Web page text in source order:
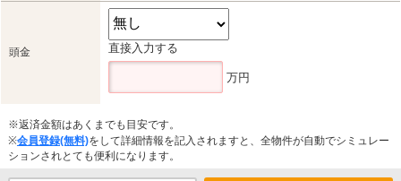
頭金 直接入力する
万円
※返済金額はあくまでも目安です。
※会員登録(無料)をして詳細情報を記入されますと、全物件が自動でシミュレー
ションされとても便利になります。